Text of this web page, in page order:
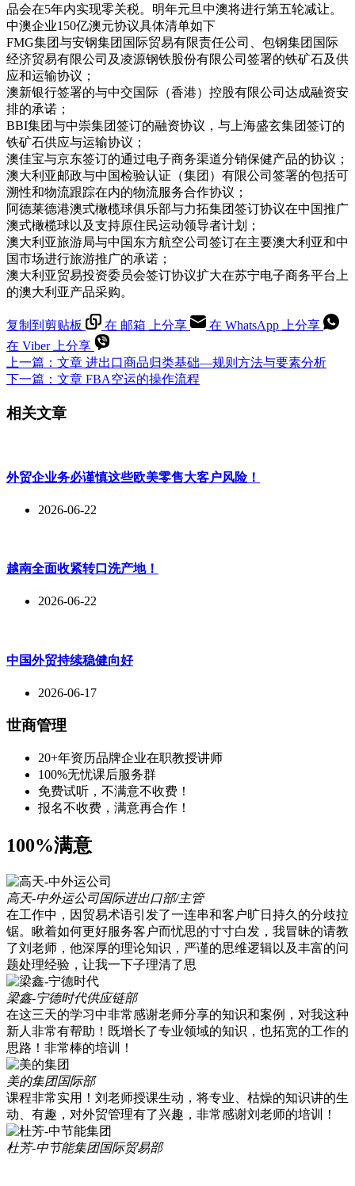
品会在5年内实现零关税。明年元旦中澳将进行第五轮减让。
中澳企业150亿澳元协议具体清单如下
FMG集团与安钢集团国际贸易有限责任公司、包钢集团国际
经济贸易有限公司及凌源钢铁股份有限公司签署的铁矿石及供
应和运输协议；
澳新银行签署的与中交国际（香港）控股有限公司达成融资安
排的承诺；
BBI集团与中崇集团签订的融资协议，与上海盛玄集团签订的
铁矿石供应与运输协议；
澳佳宝与京东签订的通过电子商务渠道分销保健产品的协议；
澳大利亚邮政与中国检验认证（集团）有限公司签署的包括可
溯性和物流跟踪在内的物流服务合作协议；
阿德莱德港澳式橄榄球俱乐部与力拓集团签订协议在中国推广
澳式橄榄球以及支持原住民运动领导者计划；
澳大利亚旅游局与中国东方航空公司签订在主要澳大利亚和中
国市场进行旅游推广的承诺；
澳大利亚贸易投资委员会签订协议扩大在苏宁电子商务平台上
的澳大利亚产品采购。
复制到剪贴板 在 邮箱 上分享
在 WhatsApp 上分享
在 Viber 上分享
上一篇： 文章 进出口商品归类基础—规则方法与要素分析
下一篇： 文章 FBA空运的操作流程
相关文章
外贸企业务必谨慎这些欧美零售大客户风险！
2026-06-22
越南全面收紧转口洗产地！
2026-06-22
中国外贸持续稳健向好
2026-06-17
世商管理
20+年资历品牌企业在职教授讲师
100%无忧课后服务群
免费试听，不满意不收费！
报名不收费，满意再合作！
100%满意
高天-中外运公司国际进出口部/主管
在工作中，因贸易术语引发了一连串和客户旷日持久的分歧拉
锯。瞅着如何更好服务客户而忧思的寸寸白发，我冒昧的请教
了刘老师，他深厚的理论知识，严谨的思维逻辑以及丰富的问
题处理经验，让我一下子理清了思
梁鑫-宁德时代供应链部
在这三天的学习中非常感谢老师分享的知识和案例，对我这种
新人非常有帮助！既增长了专业领域的知识，也拓宽的工作的
思路！非常棒的培训！
美的集团国际部
课程非常实用！刘老师授课生动，将专业、枯燥的知识讲的生
动、有趣，对外贸管理有了兴趣，非常感谢刘老师的培训！
杜芳-中节能集团国际贸易部